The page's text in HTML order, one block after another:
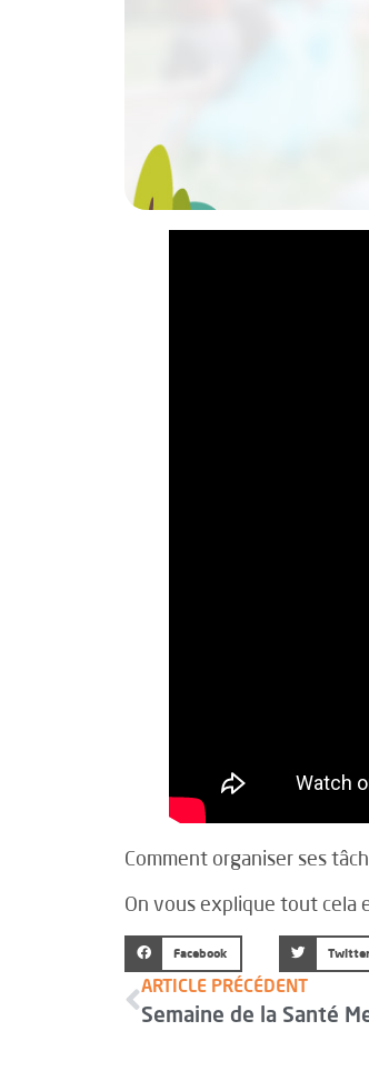
Comment organiser ses
On vous explique tout cela
Facebook Twitter
ARTICLE PRÉCÉDENT
Semaine de la Santé